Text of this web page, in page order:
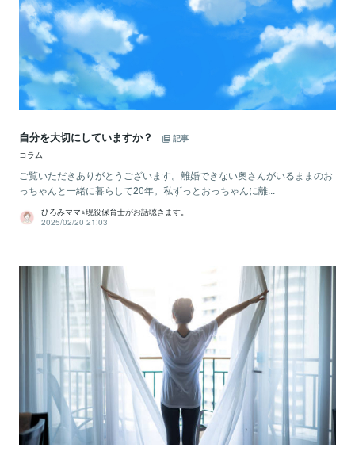
自分を大切にしていますか？
記事
コラム
ご覧いただきありがとうございます。離婚できない奧さんがいるままのお
っちゃんと一緒に暮らして20年。私ずっとおっちゃんに離...
ひろみママ⭐︎現役保育士がお話聴きます。
2025/02/20 21:03